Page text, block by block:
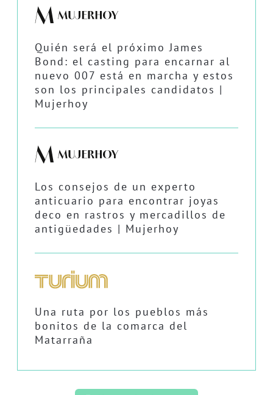
Quién será el próximo James
Bond: el casting para encarnar al
nuevo 007 está en marcha y estos
son los principales candidatos |
Mujerhoy
Los consejos de un experto
anticuario para encontrar joyas
deco en rastros y mercadillos de
antigüedades | Mujerhoy
Una ruta por los pueblos más
bonitos de la comarca del
Matarraña